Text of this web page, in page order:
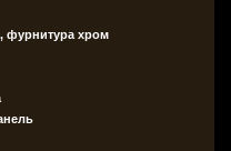
фурнитура хром